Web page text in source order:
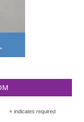
*indicates required